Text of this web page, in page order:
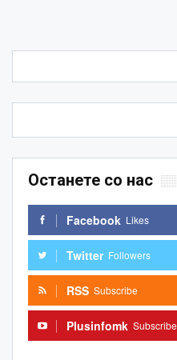
Останете со нас
Facebook Likes
Twitter Followers
RSS Subscribe
Plusinfomk Subscribe